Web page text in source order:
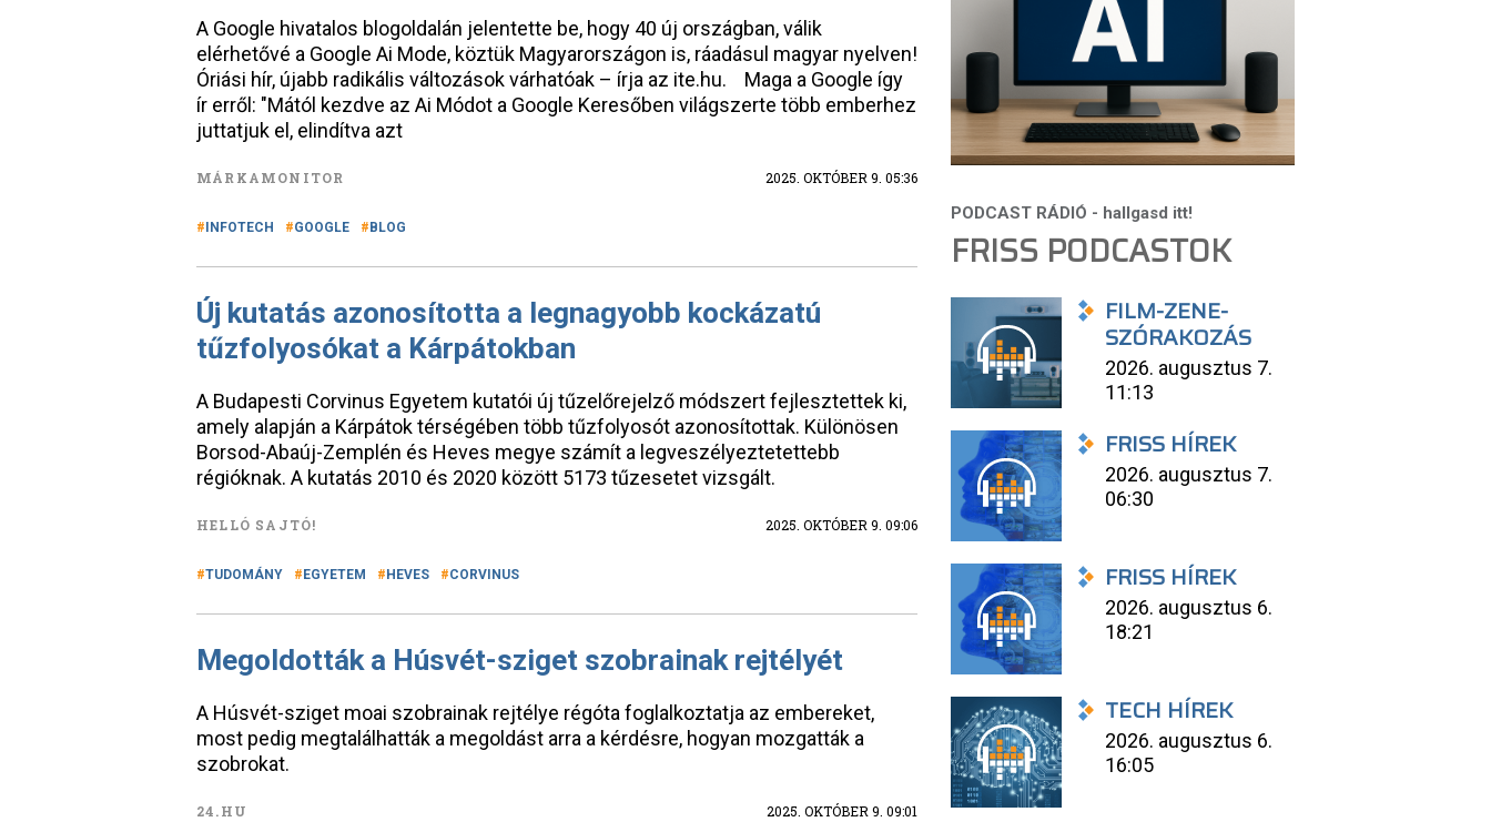
A Google hivatalos blogoldalán jelentette be, hogy 40 új országban, válik
elérhetővé a Google Ai Mode, köztük Magyarországon is, ráadásul magyar nyelven!
Óriási hír, újabb radikális változások várhatóak – írja az ite.hu. Maga a Google így
ír erről: "Mától kezdve az Ai Módot a Google Keresőben világszerte több emberhez
juttatjuk el, elindítva azt
MÁRKAMONITOR 2025. OKTÓBER 9. 05:36
INFOTECH GOOGLE BLOG
Új kutatás azonosította a legnagyobb kockázatú
tűzfolyosókat a Kárpátokban
A Budapesti Corvinus Egyetem kutatói új tűzelőrejelző módszert fejlesztettek ki,
amely alapján a Kárpátok térségében több tűzfolyosót azonosítottak. Különösen
Borsod-Abaúj-Zemplén és Heves megye számít a legveszélyeztetettebb
régióknak. A kutatás 2010 és 2020 között 5173 tűzesetet vizsgált.
HELLÓ SAJTÓ! 2025. OKTÓBER 9. 09:06
TUDOMÁNY EGYETEM HEVES CORVINUS
Megoldották a Húsvét-sziget szobrainak rejtélyét
A Húsvét-sziget moai szobrainak rejtélye régóta foglalkoztatja az embereket,
most pedig megtalálhatták a megoldást arra a kérdésre, hogyan mozgatták a
szobrokat.
24.HU 2025. OKTÓBER 9. 09:01
FRISS PODCASTOK
FILM-ZENE-
SZÓRAKOZÁS
2026. augusztus 7.
11:13
FRISS HÍREK
2026. augusztus 7.
06:30
FRISS HÍREK
2026. augusztus 6.
18:21
TECH HÍREK
2026. augusztus 6.
16:05